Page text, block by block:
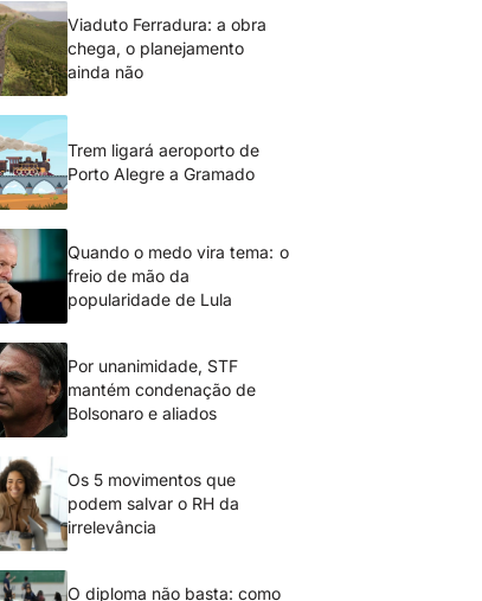
Viaduto Ferradura: a obra
chega, o planejamento
ainda não
Trem ligará aeroporto de
Porto Alegre a Gramado
Quando o medo vira tema: o
freio de mão da
popularidade de Lula
Por unanimidade, STF
mantém condenação de
Bolsonaro e aliados
Os 5 movimentos que
podem salvar o RH da
irrelevância
O diploma não basta: como